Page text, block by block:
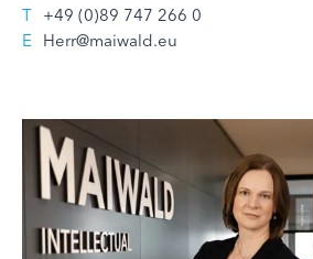
T +49 (0)89 747 266 0
E
Herr@maiwald.eu